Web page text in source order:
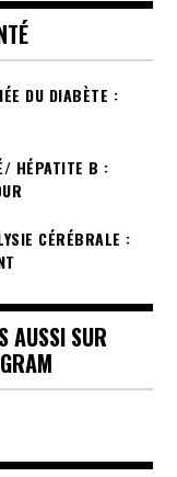
DU DIABÈTE :
HÉPATITE B :
CÉRÉBRALE :
AUSSI SUR